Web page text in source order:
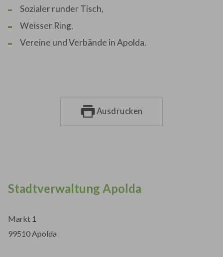
Sozialer runder Tisch,
Weisser Ring,
Vereine und Verbände in Apolda.
Ausdrucken
Stadtverwaltung Apolda
Markt 1
99510 Apolda